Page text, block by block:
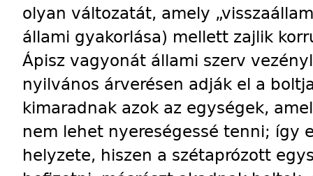
olyan változatát, amely
állami gyakorlása) mellett zajlik
Ápisz vagyonát állami szerv
nyilvános árverésen adják el a
kimaradnak azok az egységek,
nem lehet nyereségessé tenni; így
helyzete, hiszen a szétaprózott